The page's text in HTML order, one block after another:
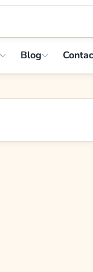
Blog